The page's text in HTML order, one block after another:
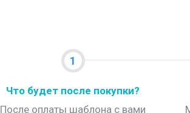
1
Что будет после покупки?
После оплаты шаблона с вами